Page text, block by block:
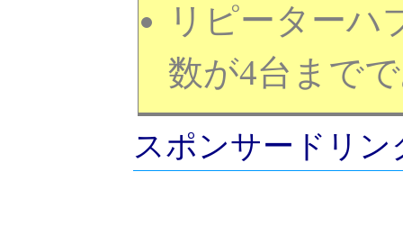
リピーターハ
数が4台まで
スポンサードリン